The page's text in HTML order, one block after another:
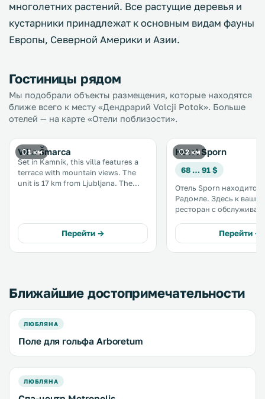
многолетних растений. Все растущие деревья и
кустарники принадлежат к основным видам фауны
Европы, Северной Америки и Азии.
Гостиницы рядом
Мы подобрали объекты размещения, которые находятся
ближе всего к месту «Дендрарий Volcji Potok». Больше
отелей — на карте «Отели поблизости».
1 км
Villa Šmarca
Set in Kamnik, this villa features a
terrace with mountain views. The
unit is 17 km from Ljubljana. The
Šmarca include a barbecue. .
Перейти →
2 км
Hotel Sporn
68 … 91 $
Отель Sporn находится
Радомле. Здесь к вашим услугам
ресторан с
в очаровательном
дворе. В номерах предоставляется
бесплатный WiFi. Окна всех
Перейти →
Ближайшие достопримечательности
ЛЮБЛЯНА
Поле для гольфа Arboretum
ЛЮБЛЯНА